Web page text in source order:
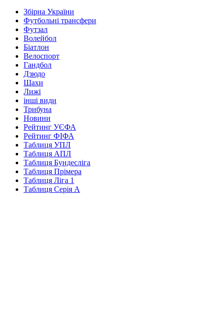
Збірна України
Футбольні трансфери
Футзал
Волейбол
Біатлон
Велоспорт
Гандбол
Дзюдо
Шахи
Лижі
інші види
Трибуна
Новини
Рейтинг УЄФА
Рейтинг ФІФА
Таблиця УПЛ
Таблиця АПЛ
Таблиця Бундесліга
Таблиця Прімера
Таблиця Ліга 1
Таблиця Серія А